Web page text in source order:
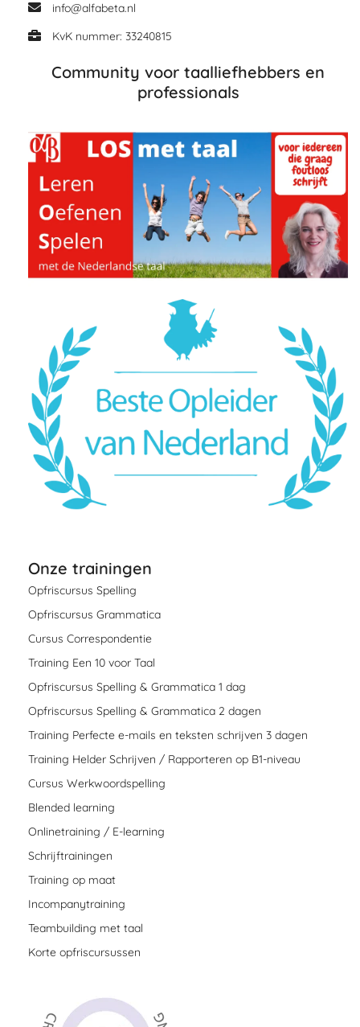
info@alfabeta.nl
KvK nummer: 33240815
Community voor taalliefhebbers en
professionals
Onze trainingen
Opfriscursus Spelling
Opfriscursus Grammatica
Cursus Correspondentie
Training Een 10 voor Taal
Opfriscursus Spelling & Grammatica 1 dag
Opfriscursus Spelling & Grammatica 2 dagen
Training Perfecte e-mails en teksten schrijven 3 dagen
Training Helder Schrijven / Rapporteren op B1-niveau
Cursus Werkwoordspelling
Blended learning
Onlinetraining / E-learning
Schrijftrainingen
Training op maat
Incompanytraining
Teambuilding met taal
Korte opfriscursussen